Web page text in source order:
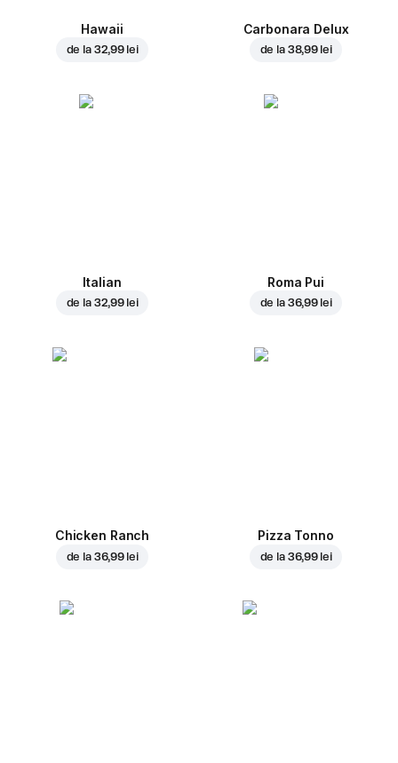
Hawaii
de la 32,99 lei
Carbonara Delux
de la 38,99 lei
Italian
de la 32,99 lei
Roma Pui
de la 36,99 lei
Chicken Ranch
de la 36,99 lei
Pizza Tonno
de la 36,99 lei